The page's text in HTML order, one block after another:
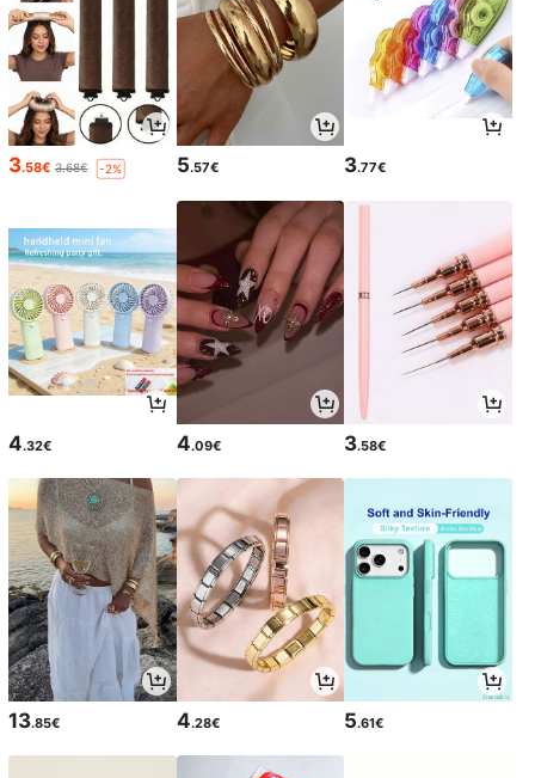
3.58€ 3.68€ -2% 5.57€ 3.77€
4.32€ 4.09€ 3.58€
13.85€ 4.28€ 5.61€